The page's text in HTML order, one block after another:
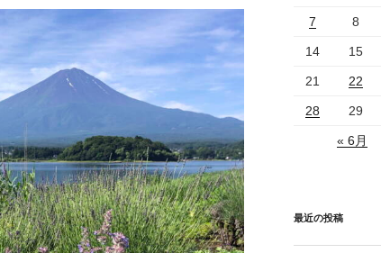
7 8
14 15
21 22
28 29
« 6月
最近の投稿